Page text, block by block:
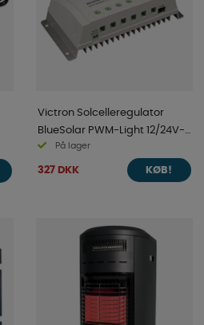
Victron Solcelleregulator
BlueSolar PWM-Light 12/24V-
30APå lager
327 DKK KØB!